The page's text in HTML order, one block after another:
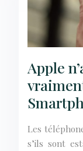
Apple
Les
s’ils sont